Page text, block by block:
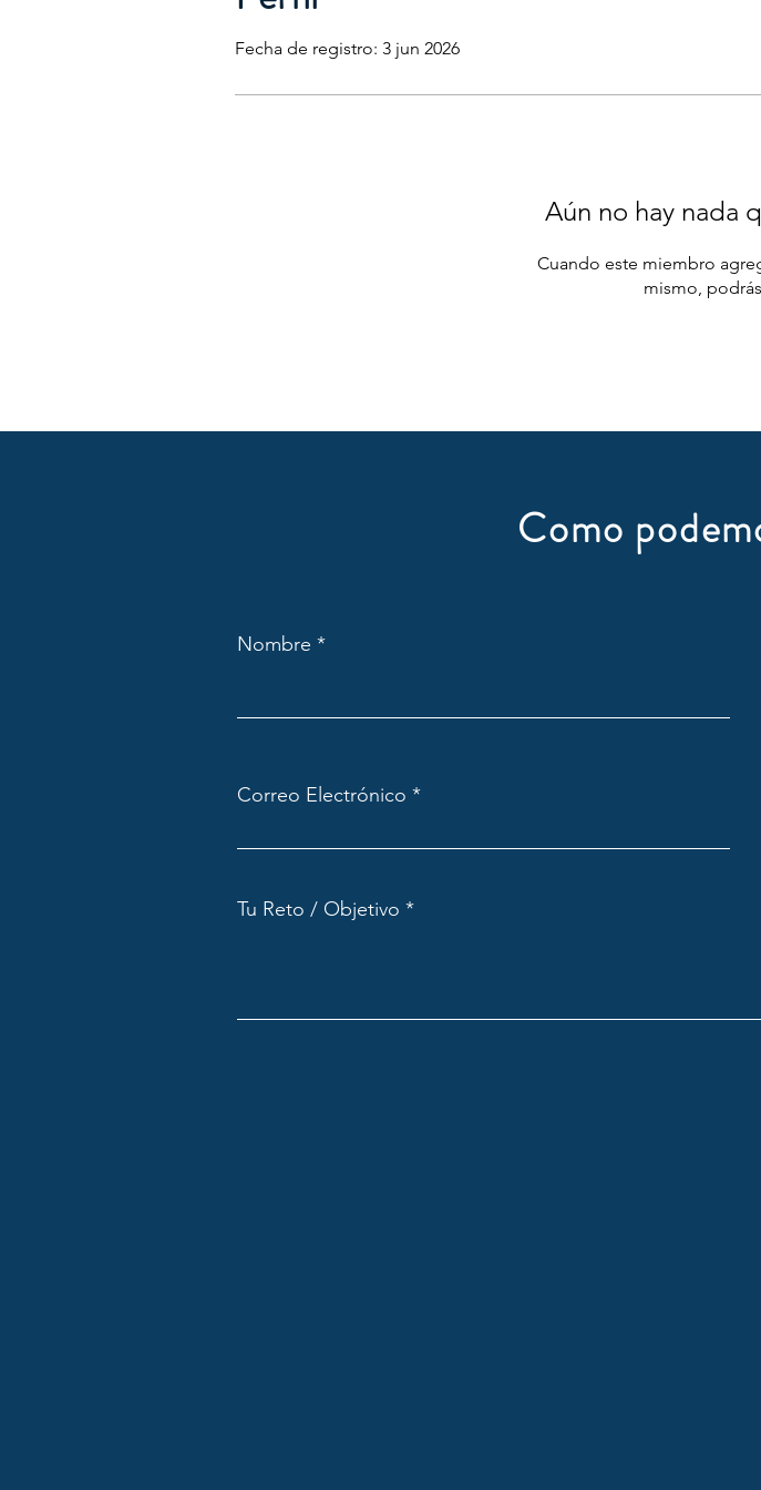
Fecha de registro: 3 jun 2026
Aún no hay nada
Cuando este miembro
mismo,
Como
Nombre
Correo Electrónico
Tu Reto / Objetivo